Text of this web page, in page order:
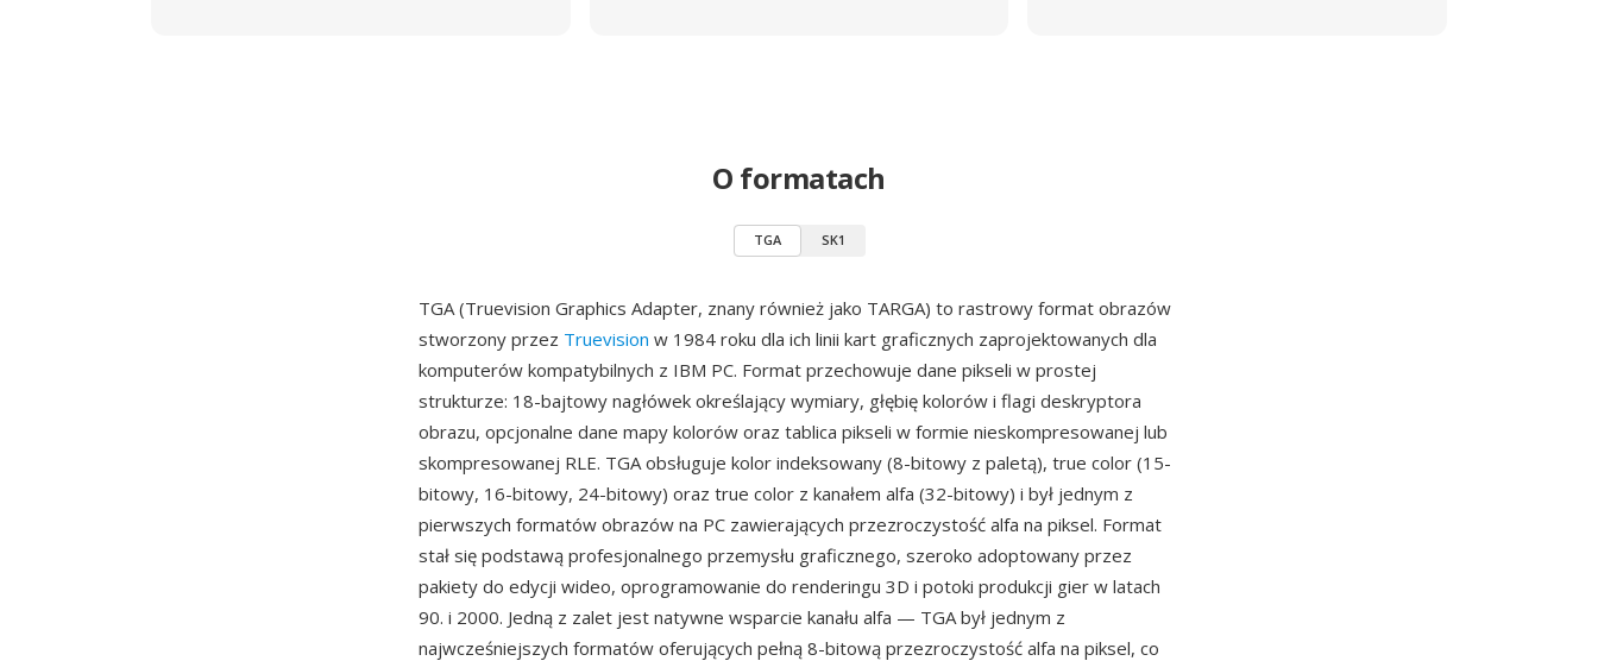
O formatach
TGA SK1
TGA (Truevision Graphics Adapter, znany również jako TARGA) to rastrowy format obrazów
stworzony przez Truevision w 1984 roku dla ich linii kart graficznych zaprojektowanych dla
komputerów kompatybilnych z IBM PC. Format przechowuje dane pikseli w prostej
strukturze: 18-bajtowy nagłówek określający wymiary, głębię kolorów i flagi deskryptora
obrazu, opcjonalne dane mapy kolorów oraz tablica pikseli w formie nieskompresowanej lub
skompresowanej RLE. TGA obsługuje kolor indeksowany (8-bitowy z paletą), true color (15-
bitowy, 16-bitowy, 24-bitowy) oraz true color z kanałem alfa (32-bitowy) i był jednym z
pierwszych formatów obrazów na PC zawierających przezroczystość alfa na piksel. Format
stał się podstawą profesjonalnego przemysłu graficznego, szeroko adoptowany przez
pakiety do edycji wideo, oprogramowanie do renderingu 3D i potoki produkcji gier w latach
90. i 2000. Jedną z zalet jest natywne wsparcie kanału alfa — TGA był jednym z
najwcześniejszych formatów oferujących pełną 8-bitową przezroczystość alfa na piksel, co